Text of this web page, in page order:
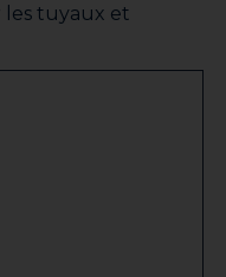
tuyaux et